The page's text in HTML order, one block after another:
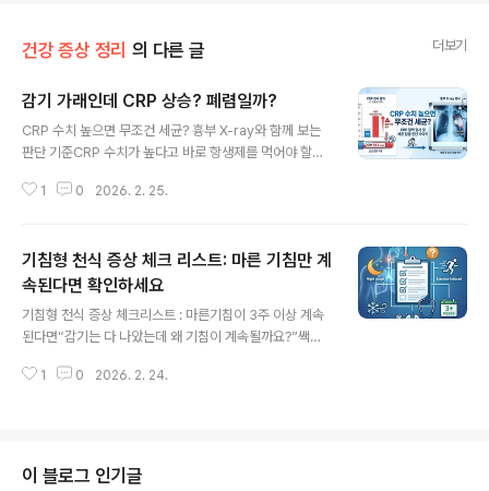
건강 증상 정리 의 다른 글 더보기
감기 가래인데 CRP 상승? 폐렴일까?
CRP 수치 높으면 무조건 세균? 흉부 X-ray와 함께 보는
판단 기준CRP 수치가 높다고 바로 항생제를 먹어야 할까
준, 병원에서 실제로 보는 판단 흐름을 쉽게 설명합니다. ✔
아닙니다. 수치 + 증상 + 흉부 X-ray를 종합해야 항생제
여부를 결정합니다. 1️⃣ CRP란 무엇인가?CRP(C-reacti
ve protein)는 염증이 있을 때 간에서 생성되는 단백질입
니다. 세균 감염에서 상승할 수 있지만, 바이러스 감염이나
해석의 실제상황해석 가능성경미한 상승바이러스 감..
1 0 2026. 2. 25.
기침형 천식 증상 체크 리스트: 마른 기침만 계
속된다면 확인하세요
기침형 천식 증상 체크리스트 : 마른기침이 3주 이상 계속
된다면“감기는 다 나았는데 왜 기침이 계속될까요?”쌕쌕
는 천식이 있습니다. 이것이 바로 기침형 천식입니다.✔ 한
은 쌕쌕거림(천명음)과 호흡곤란이 동반되지만, 기침형 천
1 0 2026. 2. 24.
이 블로그 인기글